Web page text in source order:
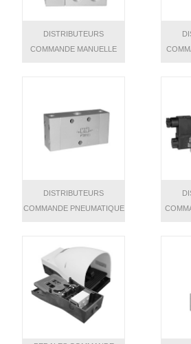
DISTRIBUTEURS
COMMANDE MANUELLE
DISTRIBUTEURS
COMMANDE PNEUMATIQUE